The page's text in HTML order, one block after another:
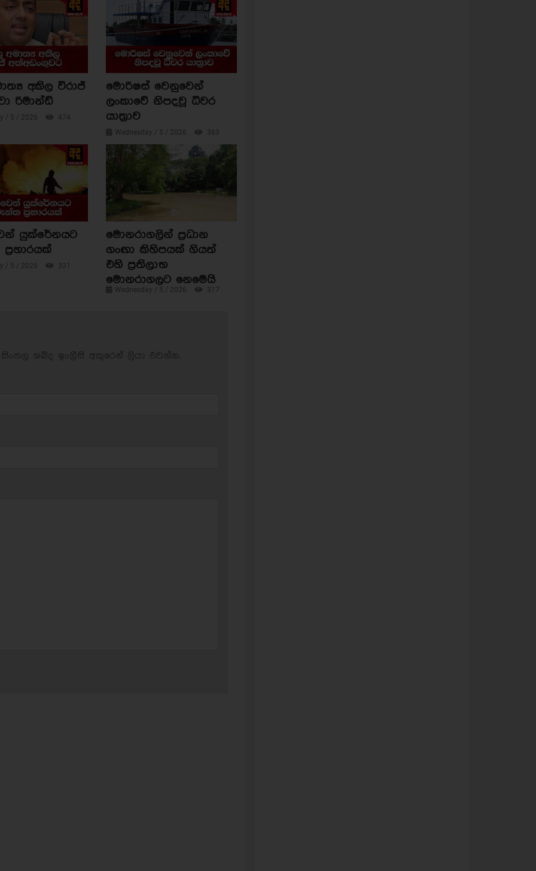
අකිල විරාජ්
රිමාන්ඩ්
/ 5 / 2026 474
මොරිෂස් වෙනුවෙන්
ලංකාවේ නිපදවූ ධීවර
යාත්‍රාව
Wednesday / 5 / 2026 363
යුක්රේනයට
/ 5 / 2026 331
මොනරාගලින් ප්‍රධාන
ගංඟා කිහිපයක් ගියත්
එහි ප්‍රතිලාභ
මොනරාගලට නෙමෙයි
Wednesday / 5 / 2026 317